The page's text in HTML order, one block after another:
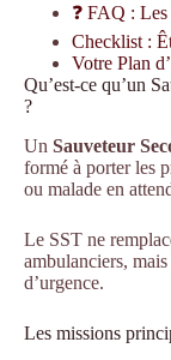
❓ FAQ :
Checklist :
Votre Plan
Qu’est-ce qu’un
?
Un Sauveteur
formé à porter les
ou malade en
Le SST ne
ambulanciers,
d’urgence.
Les missions